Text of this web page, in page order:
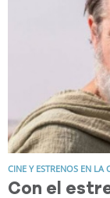
CINE Y ESTRENOS EN LA
Con el